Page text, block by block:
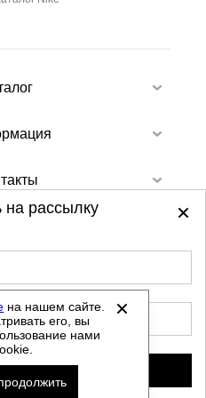
- все права
интернет магазином и
офертой.
персональных данных
-
на нашем сайте.
его, вы
нами
рассылку